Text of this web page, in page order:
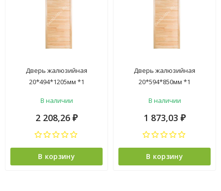
Дверь жалюзийная
20*494*1205мм *1
В наличии
2 208,26 ₽
В корзину
Дверь жалюзийная
20*594*850мм *1
В наличии
1 873,03 ₽
В корзину